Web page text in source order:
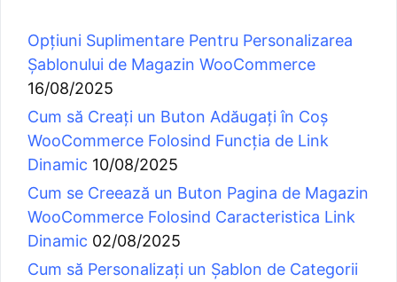
Opțiuni Suplimentare Pentru Personalizarea
Șablonului de Magazin WooCommerce
16/08/2025
Cum să Creați un Buton Adăugați în Coș
WooCommerce Folosind Funcția de Link
Dinamic 10/08/2025
Cum se Creează un Buton Pagina de Magazin
WooCommerce Folosind Caracteristica Link
Dinamic 02/08/2025
Cum să Personalizați un Șablon de Categorii